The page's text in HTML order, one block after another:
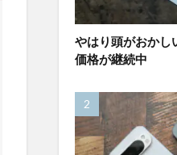
やはり頭がおかし
価格が継続中